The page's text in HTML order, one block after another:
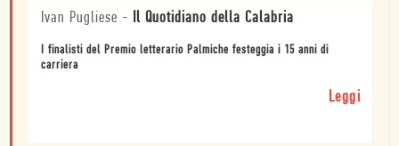
Ivan Pugliese - Il Quotidiano della Calabria
I finalisti del Premio letterario Palmiche festeggia i 15 anni di
carriera
Leggi